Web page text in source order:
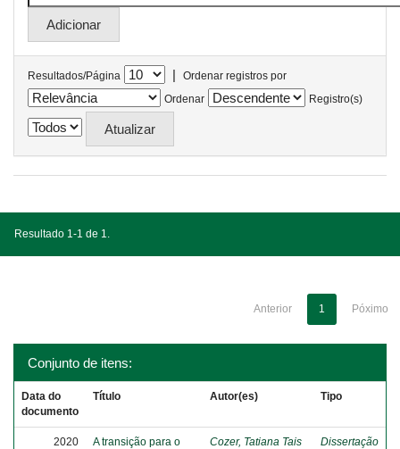
Resultados/Página |
Ordenar registros por
Ordenar
Registro(s)
Resultado 1-1 de 1.
Anterior 1 Póximo
Conjunto de itens:
Data do
documento
Título Autor(es) Tipo
2020
A transição para o
Cozer, Tatiana Tais Dissertação